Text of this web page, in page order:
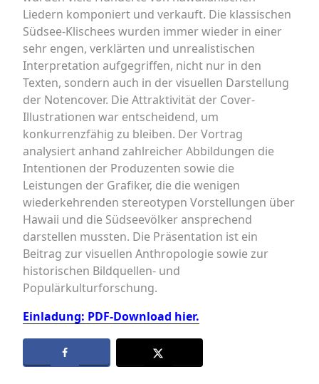
Liedern komponiert und verkauft. Die klassischen
Südsee-Klischees wurden immer wieder in einer
sehr engen, verklärten und unrealistischen
Interpretation aufgegriffen, nicht nur in den
Texten, sondern auch in der visuellen Darstellung
der Notencover. Die Attraktivität der Cover-
Illustrationen war entscheidend, um
konkurrenzfähig zu bleiben. Der Vortrag
analysiert anhand zahlreicher Abbildungen die
Intentionen der Produzenten sowie die
Leistungen der Grafiker, die die wenigen
wiederkehrenden stereotypen Vorstellungen über
Hawaii und die Südseevölker ansprechend
darstellen mussten. Die Präsentation ist ein
Beitrag zur visuellen Anthropologie sowie zur
historischen Bildquellen- und
Populärkulturforschung.
Einladung: PDF-Download hier.